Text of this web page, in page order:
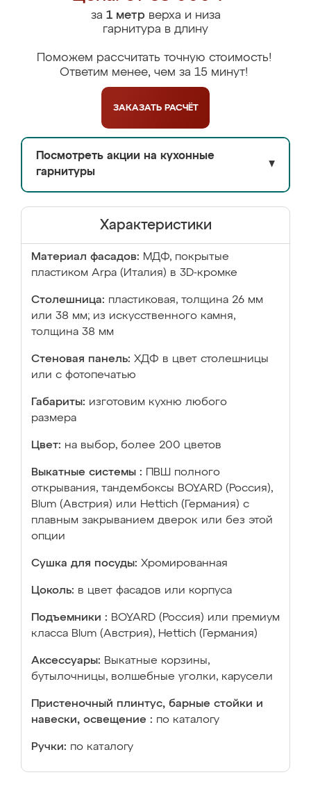
за 1 метрверха и низа
гарнитура в длину
Поможем рассчитать точную стоимость!
Ответим менее, чем за 15 минут!
ЗАКАЗАТЬ РАСЧЁТ
Посмотреть акции на кухонные
гарнитуры
▼
Характеристики
Материал фасадов: МДФ, покрытые
пластиком Arpa (Италия) в 3D-кромке
Столешница: пластиковая, толщина 26 мм
или 38 мм; из искусственного камня,
толщина 38 мм
Стеновая панель: ХДФ в цвет столешницы
или с фотопечатью
Габариты: изготовим кухню любого
размера
Цвет: на выбор, более 200 цветов
Выкатные системы :
ПВШ полного
открывания, тандембоксы BOYARD (Россия),
Blum (Австрия) или Hettich (Германия) с
плавным закрыванием дверок или без этой
опции
Сушка для посуды: Хромированная
Цоколь: в цвет фасадов или корпуса
Подъемники : BOYARD (Россия) или премиум
класса Blum (Австрия), Hettich (Германия)
Аксессуары: Выкатные корзины,
бутылочницы, волшебные уголки, карусели
Пристеночный плинтус, барные стойки и
навески, освещение : по каталогу
Ручки: по каталогу